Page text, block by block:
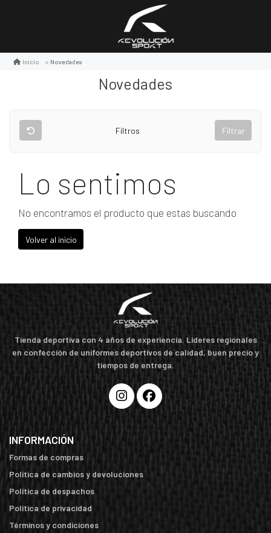
Inicio Novedades
Novedades
Filtros Filtrar
Lo sentimos
No encontramos el producto que estas buscando
Volver al inicio
Tienda deportiva con 4 años de experiencia. Líderes regionales
en confección de uniformes deportivos de calidad, buen precio y
tiempos de entrega.
INFORMACIÓN
Formas de compras
Política de cambios y devoluciones
Política de despachos
Política de privacidad
Términos y condiciones